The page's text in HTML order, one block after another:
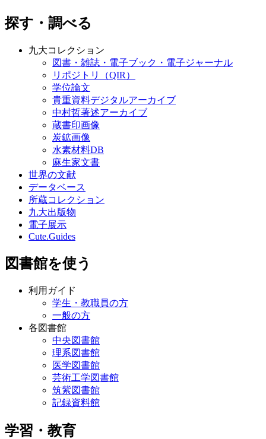
探す・調べる
九大コレクション
図書・雑誌・電子ブック・電子ジャーナル
リポジトリ（QIR）
学位論文
貴重資料デジタルアーカイブ
中村哲著述アーカイブ
蔵書印画像
炭鉱画像
水素材料DB
麻生家文書
世界の文献
データベース
所蔵コレクション
九大出版物
電子展示
Cute.Guides
図書館を使う
利用ガイド
学生・教職員の方
一般の方
各図書館
中央図書館
理系図書館
医学図書館
芸術工学図書館
筑紫図書館
記録資料館
学習・教育